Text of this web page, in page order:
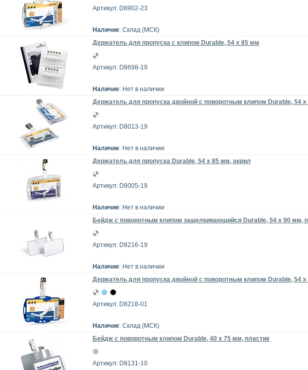
Артикул: D8902-23
Наличие: Склад (МСК)
Держатель для пропуска с клипом Durable, 54 x 85 мм
Артикул: D8698-19
Наличие: Нет в наличии
Держатель для пропуска двойной c поворотным клипом Durable, 54
Артикул: D8013-19
Наличие: Нет в наличии
Держатель для пропуска Durable, 54 x 85 мм, акрил
Артикул: D8005-19
Наличие: Нет в наличии
Бейдж с поворотным клипом защелкивающийся Durable, 54 х 90 мм,
Артикул: D8216-19
Наличие: Нет в наличии
Держатель для пропуска двойной с поворотным клипом Durable, 54
Артикул: D8218-01
Наличие: Склад (МСК)
Бейдж с поворотным клипом Durable, 40 x 75 мм, пластик
Артикул: D8131-10